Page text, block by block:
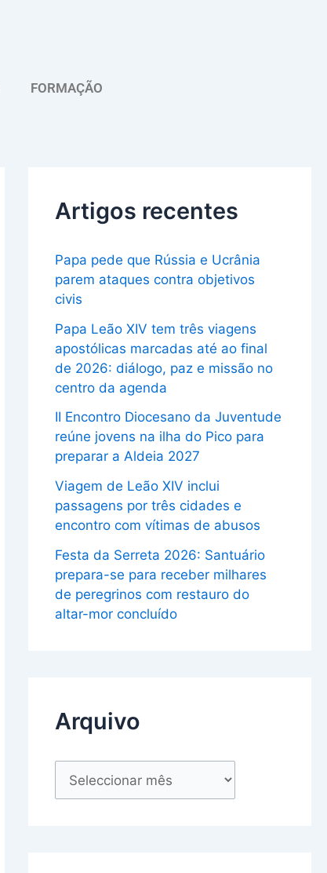
FORMAÇÃO
Artigos recentes
Papa pede que Rússia e Ucrânia
parem ataques contra objetivos
civis
Papa Leão XIV tem três viagens
apostólicas marcadas até ao final
de 2026: diálogo, paz e missão no
centro da agenda
II Encontro Diocesano da Juventude
reúne jovens na ilha do Pico para
preparar a Aldeia 2027
Viagem de Leão XIV inclui
passagens por três cidades e
encontro com vítimas de abusos
Festa da Serreta 2026: Santuário
prepara-se para receber milhares
de peregrinos com restauro do
altar-mor concluído
Arquivo
u